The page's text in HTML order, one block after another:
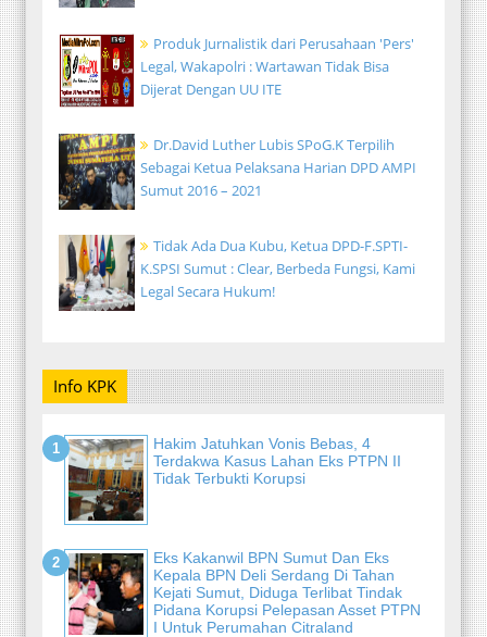
Produk Jurnalistik dari Perusahaan 'Pers'
Legal, Wakapolri : Wartawan Tidak Bisa
Dijerat Dengan UU ITE
Dr.David Luther Lubis SPoG.K Terpilih
Sebagai Ketua Pelaksana Harian DPD AMPI
Sumut 2016 – 2021
Tidak Ada Dua Kubu, Ketua DPD-F.SPTI-
K.SPSI Sumut : Clear, Berbeda Fungsi, Kami
Legal Secara Hukum!
Info KPK
Hakim Jatuhkan Vonis Bebas, 4
Terdakwa Kasus Lahan Eks PTPN II
Tidak Terbukti Korupsi
Eks Kakanwil BPN Sumut Dan Eks
Kepala BPN Deli Serdang Di Tahan
Kejati Sumut, Diduga Terlibat Tindak
Pidana Korupsi Pelepasan Asset PTPN
I Untuk Perumahan Citraland